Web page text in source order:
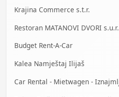
Krajina Commerce s.t.r.
Restoran MATANOVI DVORI s.u.r.
Budget Rent-A-Car
Kalea Namještaj Ilijaš